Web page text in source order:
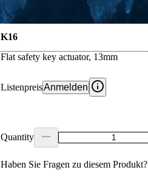
K16
Flat safety key actuator, 13mm
ListenpreisAnmelden
Quantity
Haben Sie Fragen zu diesem Produkt?